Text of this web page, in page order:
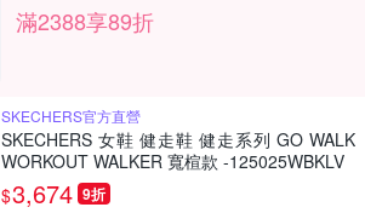
滿2388享89折
SKECHERS官方直營
SKECHERS 女鞋 健走鞋 健走系列 GO WALK
WORKOUT WALKER 寬楦款 -125025WBKLV
$3,674 9折